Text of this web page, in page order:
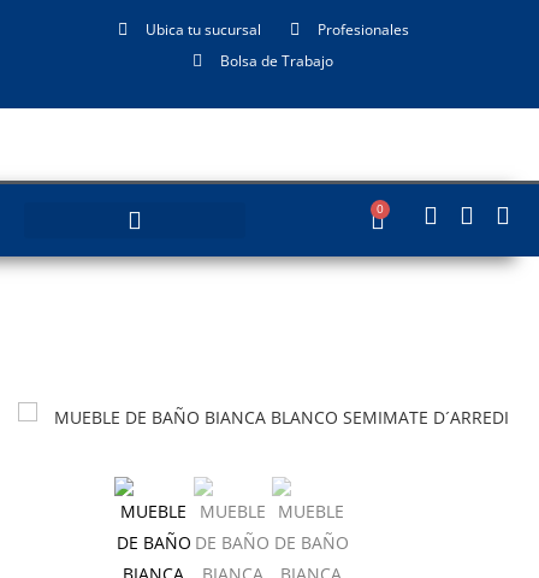
Ubica tu sucursal
Profesionales
Bolsa de Trabajo
0